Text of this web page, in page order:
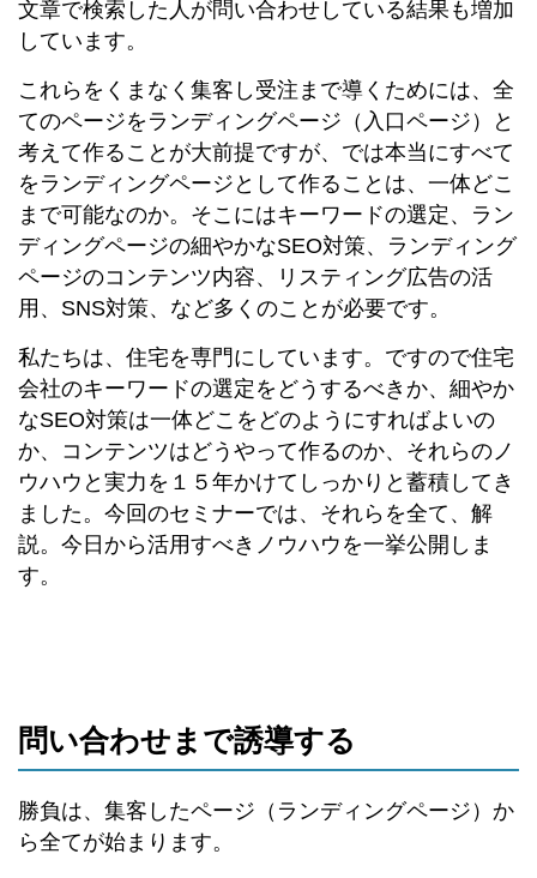
文章で検索した人が問い合わせしている結果も増加
しています。
これらをくまなく集客し受注まで導くためには、全
てのページをランディングページ（入口ページ）と
考えて作ることが大前提ですが、では本当にすべて
をランディングページとして作ることは、一体どこ
まで可能なのか。そこにはキーワードの選定、ラン
ディングページの細やかなSEO対策、ランディング
ページのコンテンツ内容、リスティング広告の活
用、SNS対策、など多くのことが必要です。
私たちは、住宅を専門にしています。ですので住宅
会社のキーワードの選定をどうするべきか、細やか
なSEO対策は一体どこをどのようにすればよいの
か、コンテンツはどうやって作るのか、それらのノ
ウハウと実力を１５年かけてしっかりと蓄積してき
ました。今回のセミナーでは、それらを全て、解
説。今日から活用すべきノウハウを一挙公開しま
す。
問い合わせまで誘導する
勝負は、集客したページ（ランディングページ）か
ら全てが始まります。